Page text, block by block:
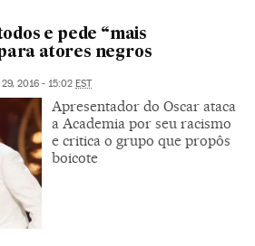
e pede “mais
atores negros
29, 2016 - 15:02 EST
Apresentador do Oscar ataca
a Academia por seu racismo
e critica o grupo que propôs
boicote